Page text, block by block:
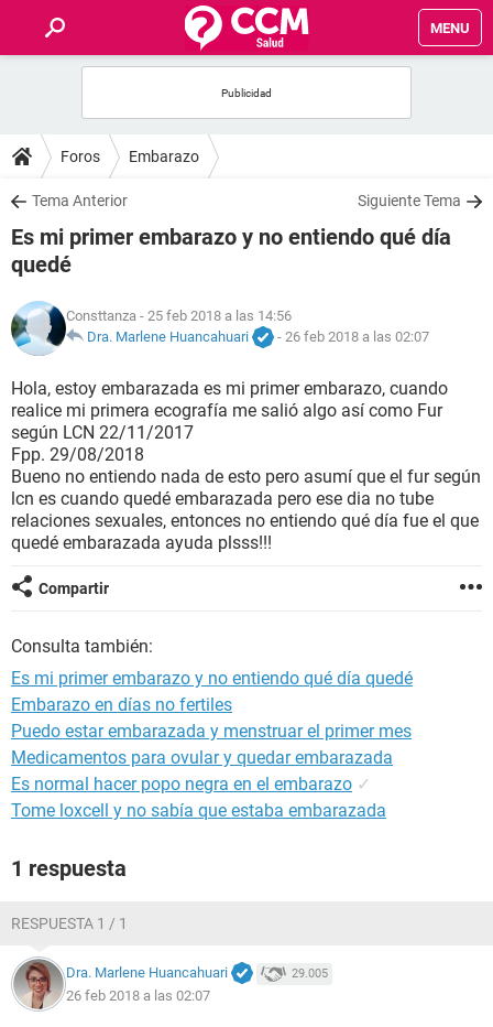
MENU
FOROS
SALUD
FAMILIA
NUTRICIÓN
SEXUALIDAD
GLOSARIO
Foros Embarazo
Tema Anterior Siguiente Tema
Es mi primer embarazo y no entiendo qué día
quedé
Consttanza - 25 feb 2018 a las 14:56
Dra. Marlene Huancahuari
- 26 feb 2018 a las 02:07
Hola, estoy embarazada es mi primer embarazo, cuando
realice mi primera ecografía me salió algo así como Fur
según LCN 22/11/2017
Fpp. 29/08/2018
Bueno no entiendo nada de esto pero asumí que el fur según
lcn es cuando quedé embarazada pero ese dia no tube
relaciones sexuales, entonces no entiendo qué día fue el que
quedé embarazada ayuda plsss!!!
Compartir
Consulta también:
Es mi primer embarazo y no entiendo qué día quedé
Embarazo en días no fertiles
Puedo estar embarazada y menstruar el primer mes
Medicamentos para ovular y quedar embarazada
Es normal hacer popo negra en el embarazo ✓
Tome loxcell y no sabía que estaba embarazada
1 respuesta
RESPUESTA 1 / 1
Dra. Marlene Huancahuari 29.005
26 feb 2018 a las 02:07